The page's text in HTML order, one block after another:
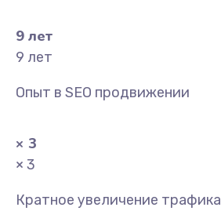
9 лет
9 лет
Опыт в SEO продвижении
× 3
× 3
Кратное увеличение трафика